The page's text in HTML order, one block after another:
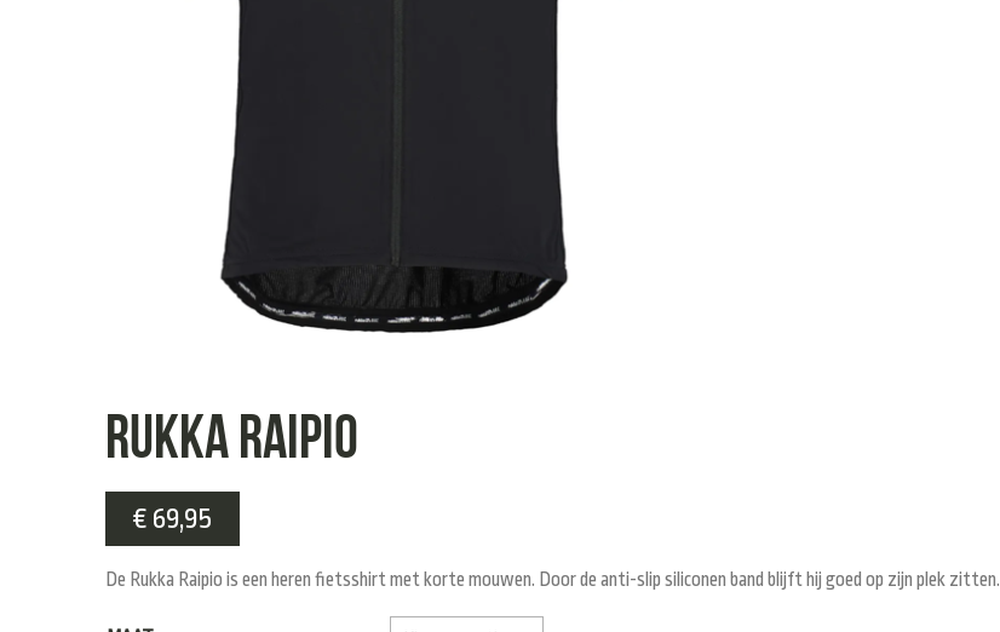
Rukka Raipio
€ 69,95
De Rukka Raipio is een heren fietsshirt met korte mouwen. Door de anti-slip siliconen band blijft hij goed op zijn plek zitten.